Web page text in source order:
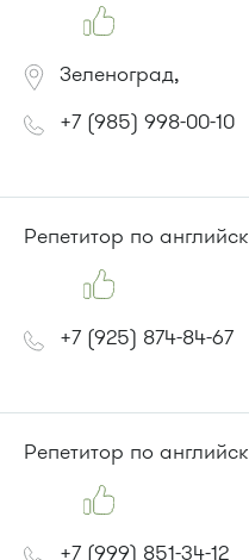
Зеленоград,
+7 (985) 998-00-10
Репетитор по
+7 (925) 874-84-67
Репетитор по
+7 (999) 851-34-12